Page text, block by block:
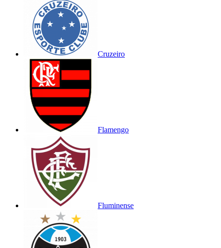
Cruzeiro
Flamengo
Fluminense